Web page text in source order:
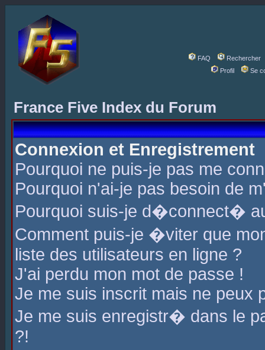
FAQ
Rechercher
Profil
Se
France Five Index du Forum
Connexion et Enregistrement
Pourquoi ne puis-je pas me
Pourquoi n'ai-je pas besoin de
Pourquoi suis-je d�connect�
Comment puis-je �viter que
liste des utilisateurs en ligne ?
J'ai perdu mon mot de passe !
Je me suis inscrit mais ne peux
Je me suis enregistr� dans le
?!